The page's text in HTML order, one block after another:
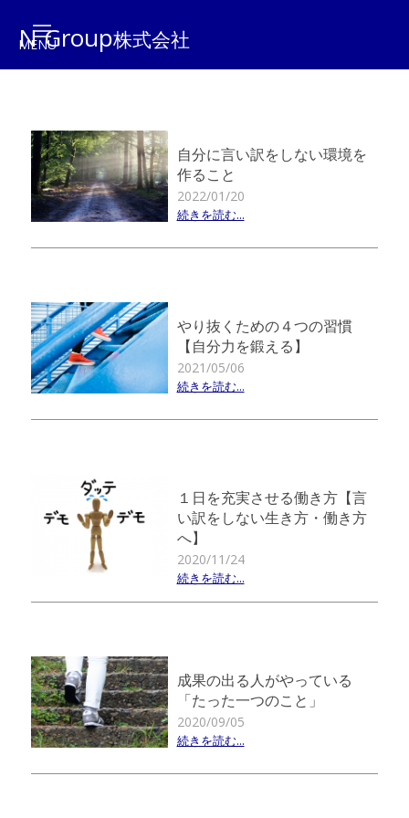
N Group株式会社
自分に言い訳をしない環境を
作ること
2022/01/20
続きを読む...
やり抜くための４つの習慣
【自分力を鍛える】
2021/05/06
続きを読む...
１日を充実させる働き方【言
い訳をしない生き方・働き方
へ】
2020/11/24
続きを読む...
成果の出る人がやっている
「たった一つのこと」
2020/09/05
続きを読む...